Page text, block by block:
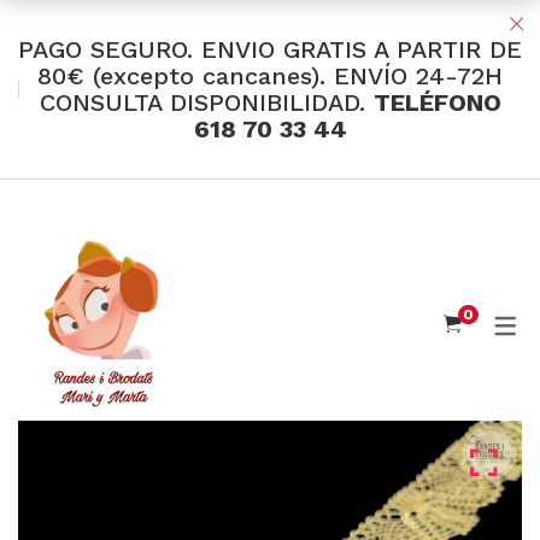
TIENDA Y OFERTAS
Santos Textil
Eusebio Sánchez
Flor de Azahar
Medias
PAGO SEGURO. ENVIO GRATIS A PARTIR DE
80€ (excepto cancanes). ENVÍO 24-72H
CONSULTA DISPONIBILIDAD. TELÉFONO
618 70 33 44
0